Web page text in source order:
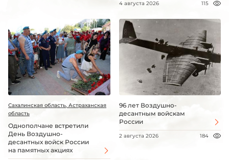
4 августа 2026 115
Сахалинская область, Астраханская
область
Однополчане встретили
День Воздушно-
десантных войск России
на памятных акциях
96 лет Воздушно-
десантным войскам
России
2 августа 2026 184